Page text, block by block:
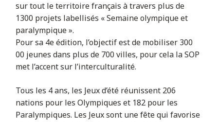
sur tout le territoire français à travers plus de
1300 projets labellisés « Semaine olympique et
paralympique ».
Pour sa 4e édition, l’objectif est de mobiliser 300
00 jeunes dans plus de 700 villes, pour cela la SOP
met l’accent sur l’interculturalité.
Tous les 4 ans, les Jeux d’été réunissent 206
nations pour les Olympiques et 182 pour les
Paralympiques. Les Jeux sont une fête qui favorise